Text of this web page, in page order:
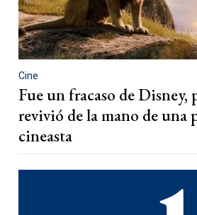
Cine
Fue un fracaso de
revivió de la mano de una
cineasta